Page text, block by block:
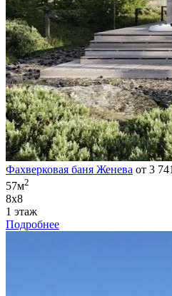
Фахверковая баня Женева от 3
57м2
8х8
1 этаж
Подробнее